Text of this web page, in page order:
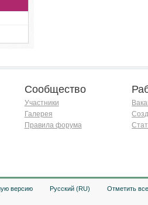
Сообщество
Участники
Галерея
Правила форума
версию Русский (RU) Отметить